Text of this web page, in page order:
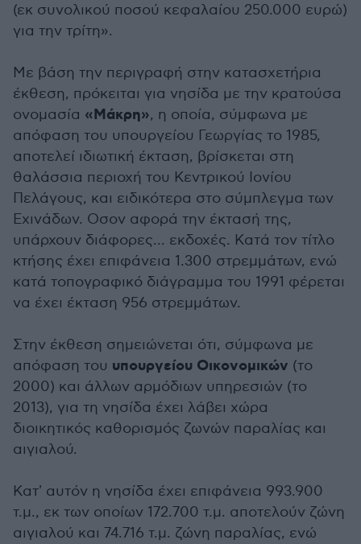
(εκ συνολικού ποσού κεφαλαίου 250.000 ευρώ)
για την τρίτη».
Με βάση την περιγραφή στην κατασχετήρια
έκθεση, πρόκειται για νησίδα με την κρατούσα
ονομασία «Μάκρη», η οποία, σύμφωνα με
απόφαση του υπουργείου Γεωργίας το 1985,
αποτελεί ιδιωτική έκταση, βρίσκεται στη
θαλάσσια περιοχή του Κεντρικού Ιονίου
Πελάγους, και ειδικότερα στο σύμπλεγμα των
Εχινάδων. Οσον αφορά την έκτασή της,
υπάρχουν διάφορες... εκδοχές. Κατά τον τίτλο
κτήσης έχει επιφάνεια 1.300 στρεμμάτων, ενώ
κατά τοπογραφικό διάγραμμα του 1991 φέρεται
να έχει έκταση 956 στρεμμάτων.
Στην έκθεση σημειώνεται ότι, σύμφωνα με
απόφαση του υπουργείου Οικονομικών (το
2000) και άλλων αρμόδιων υπηρεσιών (το
2013), για τη νησίδα έχει λάβει χώρα
διοικητικός καθορισμός ζωνών παραλίας και
αιγιαλού.
Κατ' αυτόν η νησίδα έχει επιφάνεια 993.900
τ.μ., εκ των οποίων 172.700 τ.μ. αποτελούν ζώνη
αιγιαλού και 74.716 τ.μ. ζώνη παραλίας, ενώ